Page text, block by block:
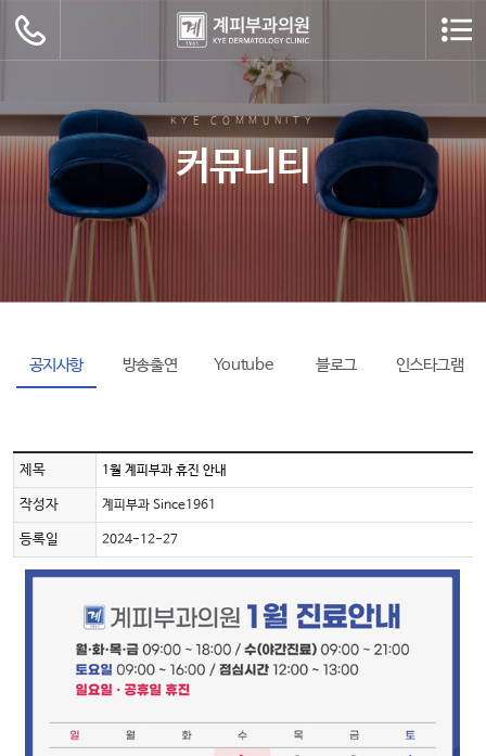
KYE COMMUNITY
커뮤니티
공지사항 방송출연 Youtube 블로그 인스타그램
제목 1월 계피부과 휴진 안내
작성자 계피부과 Since1961
등록일 2024-12-27